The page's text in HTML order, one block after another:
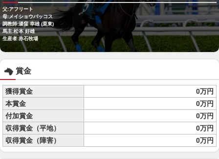
父:アフリート
母:メイショウバッコス
調教師:湯窪 幸雄 (栗東)
馬主:松本 好雄
生産者:赤石牧場
賞金
獲得賞金
0万円
本賞金
0万円
付加賞金
0万円
収得賞金（平地）
0万円
収得賞金（障害）
0万円